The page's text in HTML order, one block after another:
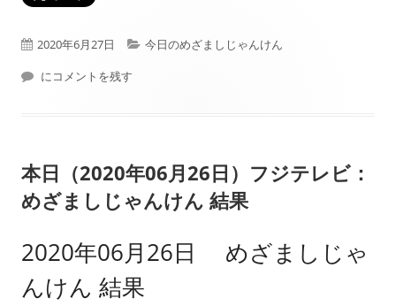
公
開
2020年6月27日
カ
ー
今日のめざましじゃんけん
本日（2020年06月27日）フジテレビ： めざましじゃんけん 結果
にコメントを残す
本日（2020年06月26日）フジテレビ：
めざましじゃんけん 結果
2020年06月26日 めざましじゃ
んけん 結果